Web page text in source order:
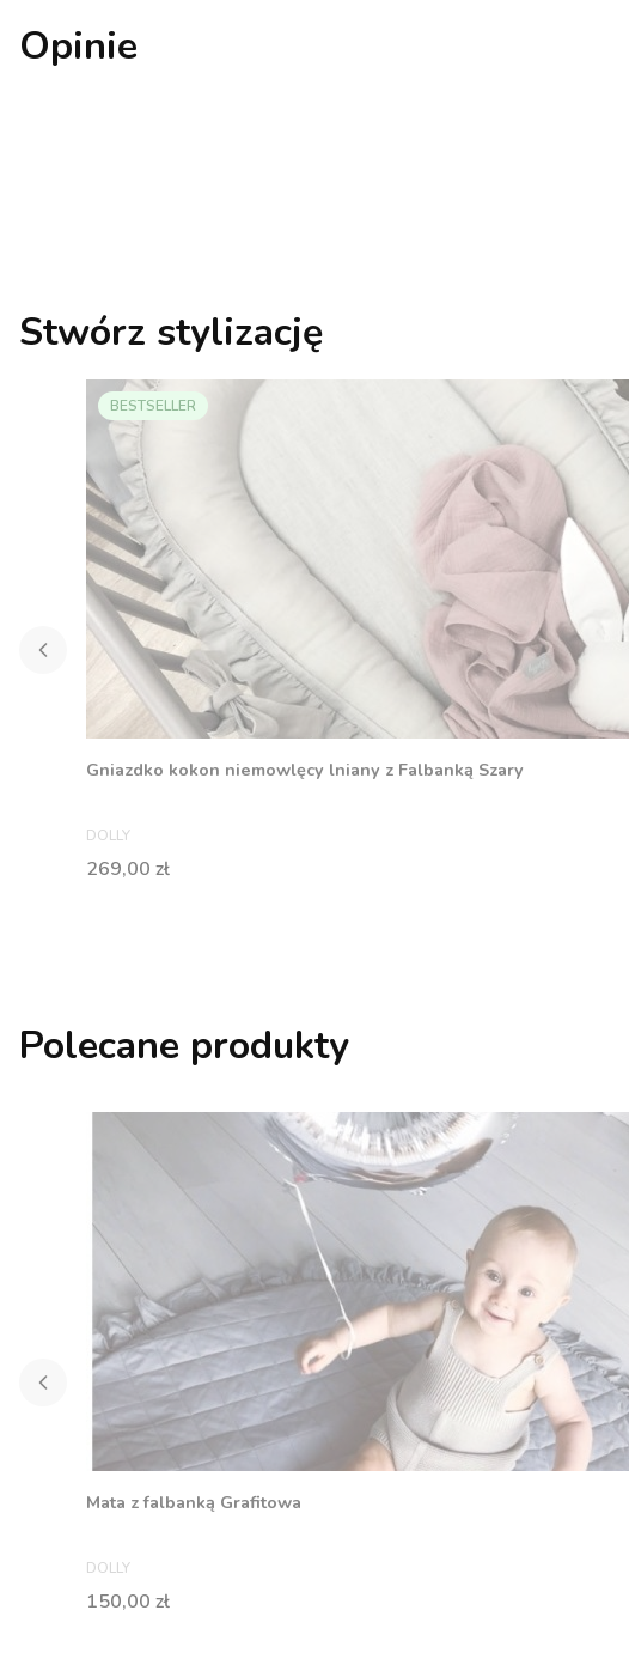
Opinie
Stwórz stylizację
BESTSELLER
Gniazdko kokon niemowlęcy lniany z Falbanką Szary
PRODUCENT
DOLLY
Cena
269,00 zł
Polecane produkty
Mata z falbanką Grafitowa
PRODUCENT
DOLLY
Cena
150,00 zł